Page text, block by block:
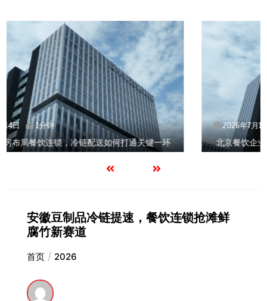
2026年7月14日 1分钟
北京餐饮企业如何选择冷链公司？
安徽豆制品冷链提速，餐饮连锁抢滩鲜
腐竹新赛道
首页 2026